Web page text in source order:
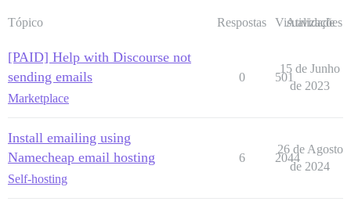
Tópico Respostas Visualizações
Atividade
[PAID] Help with Discourse not
sending emails
Marketplace
0 501
15 de Junho
de 2023
Install emailing using
Namecheap email hosting
Self-hosting
6 2044
26 de Agosto
de 2024